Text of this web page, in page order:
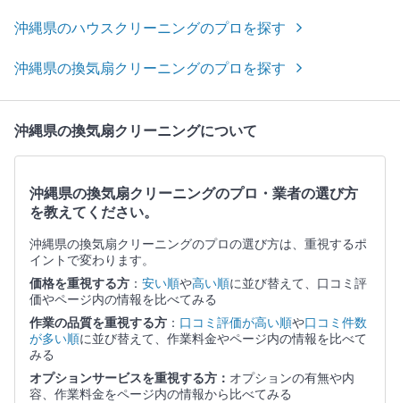
沖縄県のハウスクリーニングのプロを探す
沖縄県の換気扇クリーニングのプロを探す
沖縄県の換気扇クリーニングについて
沖縄県の換気扇クリーニングのプロ・業者の選び方
を教えてください。
沖縄県の換気扇クリーニングのプロの選び方は、重視するポ
イントで変わります。
価格を重視する方 ： 安い順や高い順に並び替えて、口コミ評
価やページ内の情報を比べてみる
作業の品質を重視する方 ： 口コミ評価が高い順や口コミ件数
が多い順に並び替えて、作業料金やページ内の情報を比べて
みる
オプションサービスを重視する方： オプションの有無や内
容、作業料金をページ内の情報から比べてみる